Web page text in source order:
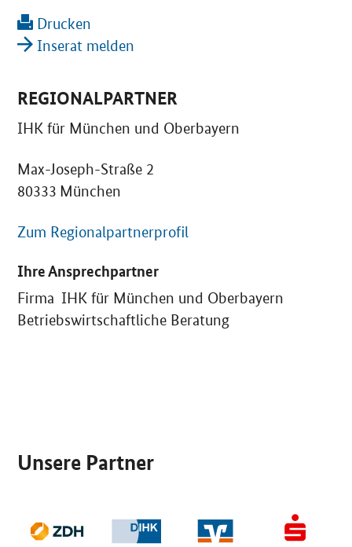
Drucken
Inserat melden
REGIONALPARTNER
IHK für München und Oberbayern
Max-Joseph-Straße 2
80333 München
Zum Regionalpartnerprofil
Ihre Ansprechpartner
Firma IHK für München und Oberbayern
Betriebswirtschaftliche Beratung
Unsere Partner